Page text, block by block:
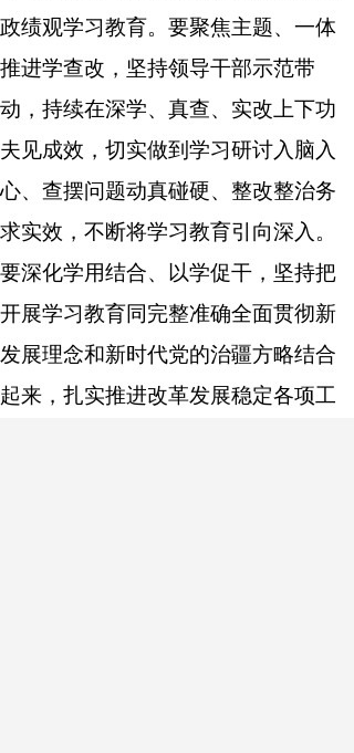
政绩观学习教育。要聚焦主题、一体
推进学查改，坚持领导干部示范带
动，持续在深学、真查、实改上下功
夫见成效，切实做到学习研讨入脑入
心、查摆问题动真碰硬、整改整治务
求实效，不断将学习教育引向深入。
要深化学用结合、以学促干，坚持把
开展学习教育同完整准确全面贯彻新
发展理念和新时代党的治疆方略结合
起来，扎实推进改革发展稳定各项工